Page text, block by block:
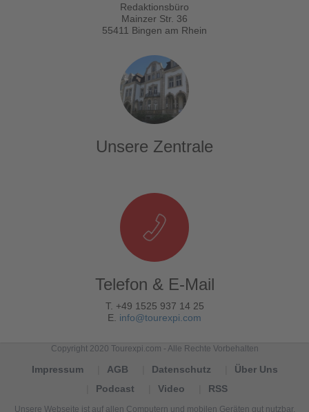
Redaktionsbüro
Mainzer Str. 36
55411 Bingen am Rhein
Unsere Zentrale
Telefon & E-Mail
T. +49 1525 937 14 25
E. info@tourexpi.com
Copyright 2020 Tourexpi.com - Alle Rechte Vorbehalten
Impressum AGB Datenschutz
Über Uns
Podcast
Video RSS
Unsere Webseite ist auf allen Computern und mobilen Geräten gut nutzbar.